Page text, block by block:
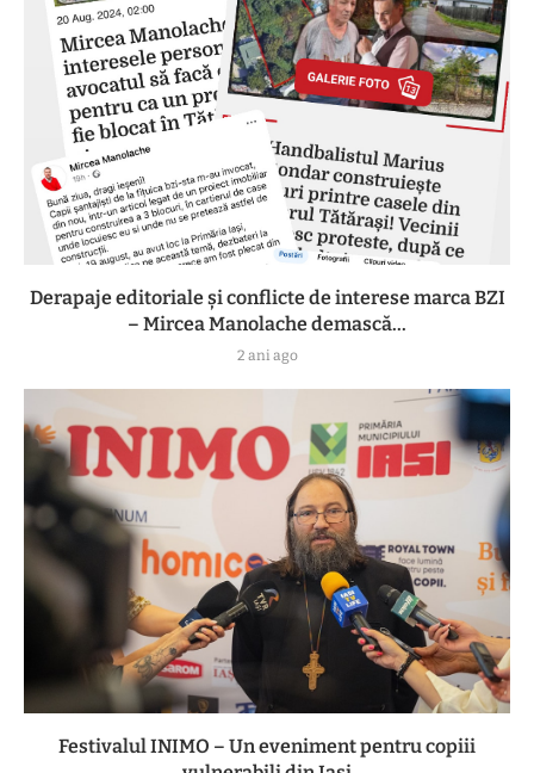
Derapaje editoriale și conflicte de interese marca BZI
– Mircea Manolache demască...
2 ani ago
Festivalul INIMO – Un eveniment pentru copiii